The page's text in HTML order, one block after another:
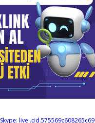
Skype: live:.cid.575569c608265c69